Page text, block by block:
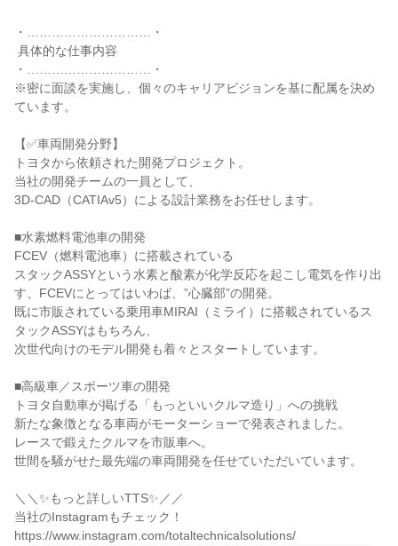
・…………………………・
・…………………………・
※密に面談を実施し、個々のキャリアビジョンを基に配属を決め
ています。
【✅車両開発分野】
トヨタから依頼された開発プロジェクト。
当社の開発チームの一員として、
3D-CAD（CATIAv5）による設計業務をお任せします。
■水素燃料電池車の開発
FCEV（燃料電池車）に搭載されている
スタックASSYという水素と酸素が化学反応を起こし電気を作り出
す、FCEVにとってはいわば、”心臓部”の開発。
既に市販されている乗用車MIRAI（ミライ）に搭載されているス
タックASSYはもちろん、
次世代向けのモデル開発も着々とスタートしています。
■高級車／スポーツ車の開発
トヨタ自動車が掲げる「もっといいクルマ造り」への挑戦
新たな象徴となる車両がモーターショーで発表されました。
レースで鍛えたクルマを市販車へ。
世間を騒がせた最先端の車両開発を任せていただいています。
＼＼✨もっと詳しいTTS✨／／
当社のInstagramもチェック！
https://www.instagram.com/totaltechnicalsolutions/